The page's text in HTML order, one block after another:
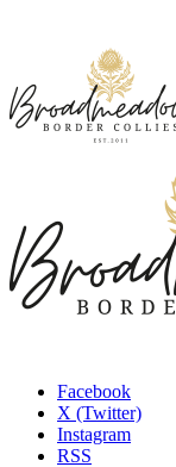
Facebook
X (Twitter)
Instagram
RSS